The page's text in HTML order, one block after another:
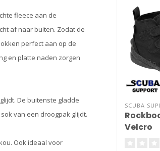
fleece aan de
af naar buiten. Zodat de
perfect aan op de
en platte naden zorgen
De buitenste gladde
van een droogpak glijdt.
Ook ideaal voor
SCUBA
Velcro